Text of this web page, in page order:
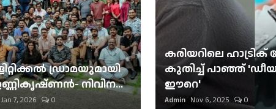
ഡ്രാമയുമായി
നിവിന...
Jan 7, 2026 0
കരിയറിലെ ഹാട്രിക്
കുതിച്ച് പാഞ്ഞ്
ഈറെ'
Admin Nov 6, 2025 0